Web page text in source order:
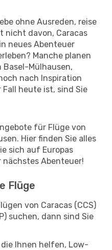
ohne Ausreden, reise
nicht davon, Caracas
neues Abenteuer
Manche planen
Basel-Mülhausen,
nach Inspiration
Fall heute ist, sind Sie
für Flüge von
Hier finden Sie alles
sich auf Europas
Abenteuer!
Flüge
von Caracas (CCS)
suchen, dann sind Sie
Ihnen helfen, Low-